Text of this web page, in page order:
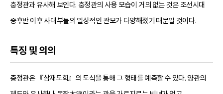
충정관과 유사해 보인다. 충정관의 사용 모습이 거의 없는 것은 조선시대
중후반 이후 사대부들의 일상적인 관모가 다양해졌기 때문일 것이다.
특징 및 의의
충정관은 『삼재도회』의 도식을 통해 그 형태를 예측할 수 있다. 양관의